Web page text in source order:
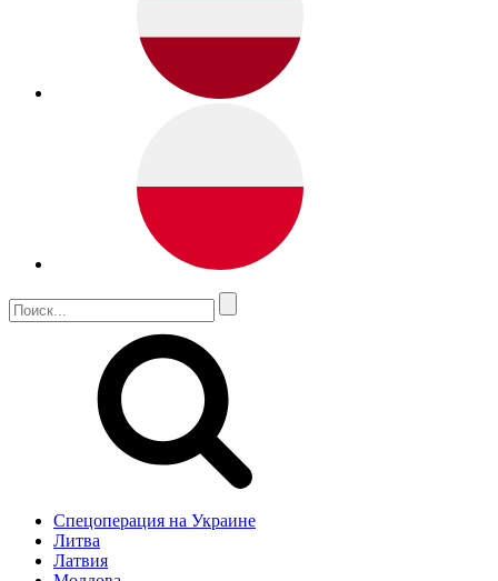
Спецоперация на Украине
Литва
Латвия